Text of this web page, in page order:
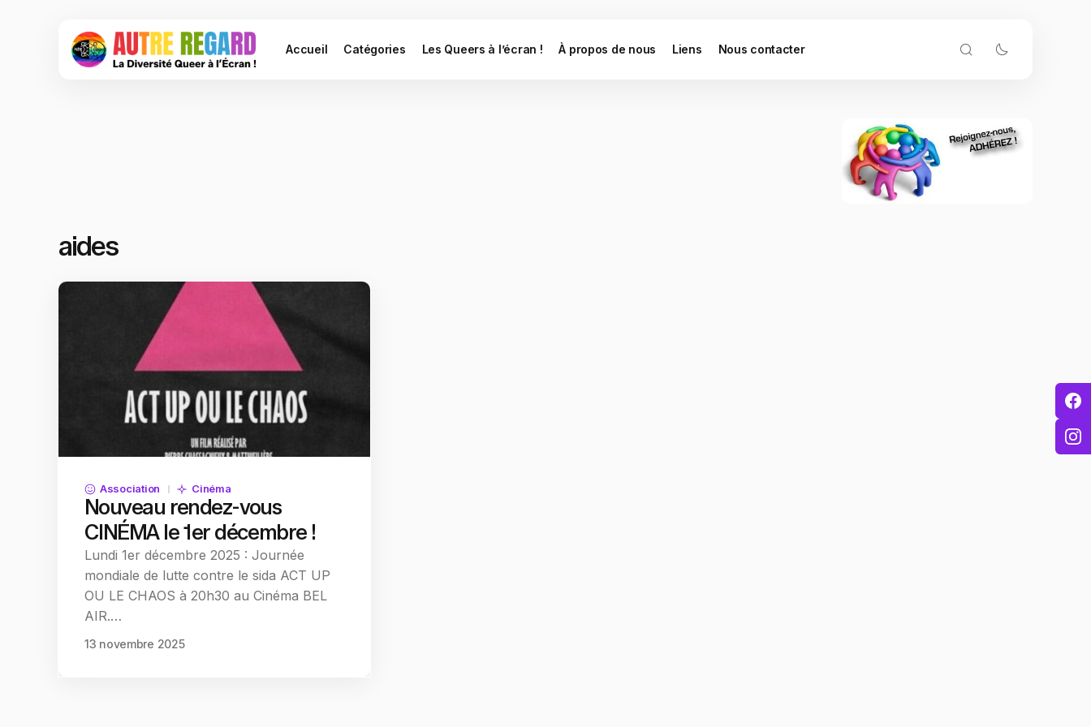
Accueil Catégories Les Queers à l’écran ! À propos de nous Liens Nous contacter
aides
Association Cinéma
Nouveau rendez-vous
CINÉMA le 1er décembre !
Lundi 1er décembre 2025 : Journée
mondiale de lutte contre le sida ACT UP
OU LE CHAOS à 20h30 au Cinéma BEL
AIR.…
13 novembre 2025